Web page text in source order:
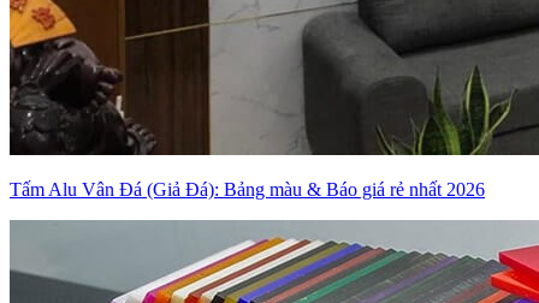
Tấm Alu Vân Đá (Giả Đá): Bảng màu & Báo giá rẻ nhất 2026